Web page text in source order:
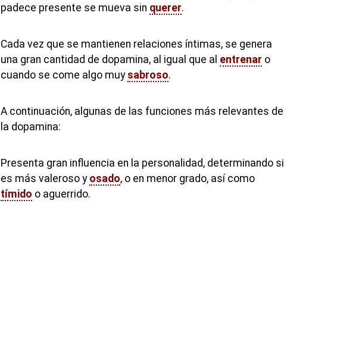
padece presente se mueva sin querer.
Cada vez que se mantienen relaciones íntimas, se genera
una gran cantidad de dopamina, al igual que al entrenar o
cuando se come algo muy sabroso.
A continuación, algunas de las funciones más relevantes de
la dopamina:
Presenta gran influencia en la personalidad, determinando si
es más valeroso y osado, o en menor grado, así como
tímido o aguerrido.